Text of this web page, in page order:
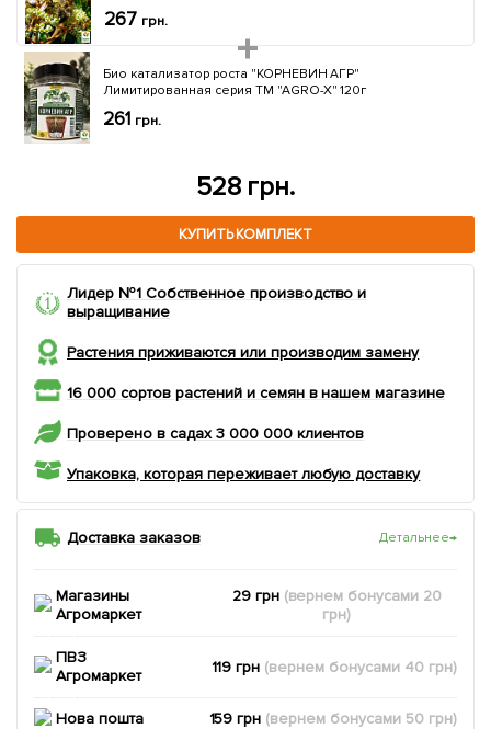
267 грн.
Био катализатор роста "КОРНЕВИН АГР"
Лимитированная серия ТМ "AGRO-X" 120г
261 грн.
528 грн.
КУПИТЬ КОМПЛЕКТ
Лидер №1 Собственное производство и
выращивание
Растения приживаются или производим замену
16 000 сортов растений и семян в нашем магазине
Проверено в садах 3 000 000 клиентов
Упаковка, которая переживает любую доставку
Доставка заказов Детальнее→
Магазины
Агромаркет
29 грн (вернем бонусами 20
грн)
ПВЗ
Агромаркет
119 грн (вернем бонусами 40 грн)
Нова пошта 159 грн (вернем бонусами 50 грн)